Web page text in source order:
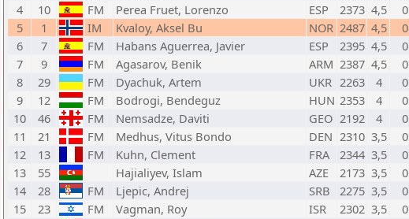
4
10 FM Perea Fruet, Lorenzo ESP 2373 4,5 0
5
1 IM Kvaloy, Aksel Bu NOR 2487 4,5 0
6
7 FM Habans Aguerrea, Javier ESP 2395 4,5 0
7
9 FM Agasarov, Benik ARM 2387 4,5 0
8
29 FM Dyachuk, Artem UKR 2263 4 0
9
12 FM Bodrogi, Bendeguz HUN 2353 4 0
10
46 FM Nemsadze, Daviti GEO 2192 4 0
11
21 FM Medhus, Vitus Bondo DEN 2310 3,5 0
12
13 FM Kuhn, Clement FRA 2344 3,5 0
13
55 Hajialiyev, Islam AZE 2173 3,5 0
14
28 FM Ljepic, Andrej SRB 2275 3,5 0
15
23 FM Vagman, Roy ISR 2302 3,5 0